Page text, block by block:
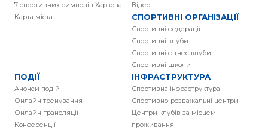
7 спортивних символів Харкова
Карта міста
Вiдео
СПОРТИВНІ ОРГАНІЗАЦІЇ
Спортивні федерації
Спортивні клуби
Спортивні фітнес клуби
Спортивні школи
ПОДІЇ
Анонси подій
Онлайн тренування
Онлайн-трансляції
Конференції
ІНФРАСТРУКТУРА
Спортивна інфраструктура
Спортивно-розважальні центри
Центри клубів за місцем
проживання